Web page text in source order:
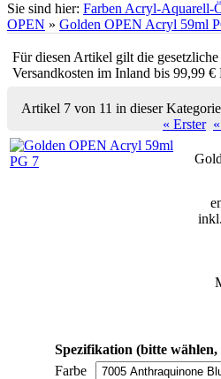
Sie sind hier: Farben Acryl-Aquarell-
OPEN » Golden OPEN Acryl 59ml
Für diesen Artikel gilt die
Versandkosten im Inland bis 99,99
Artikel 7 von 11 in dieser Kategorie
« Erster
Spezifikation (bitte
Farbe